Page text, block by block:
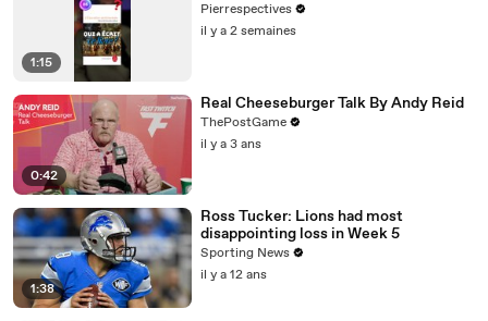
1:15
Pierrespectives
il y a 2 semaines
0:42
Real Cheeseburger Talk By Andy Reid
ThePostGame
il y a 3 ans
1:38
Ross Tucker: Lions had most
disappointing loss in Week 5
Sporting News
il y a 12 ans